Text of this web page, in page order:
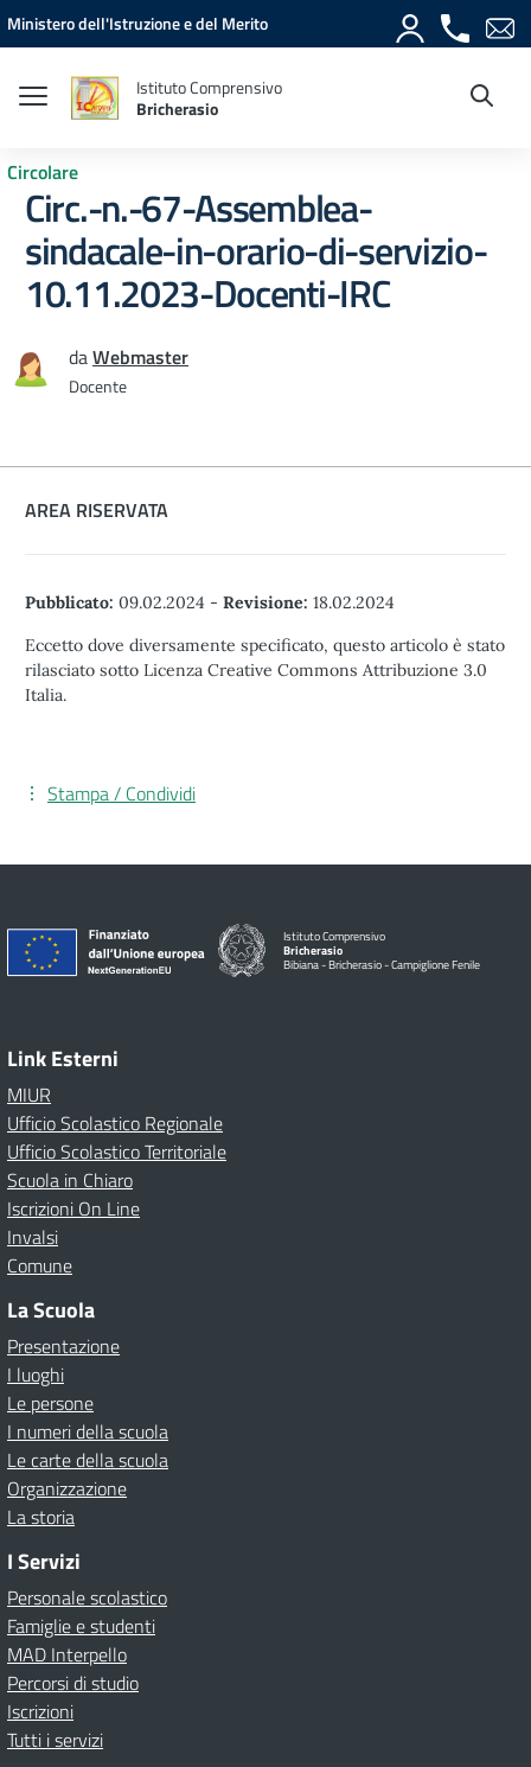
Vai ai contenuti
Vai al menu di navigazione
Vai al footer
Ministero dell'Istruzione e del Merito
Istituto Comprensivo
Bricherasio
Circolare
Circ.-n.-67-Assemblea-
sindacale-in-orario-di-servizio-
10.11.2023-Docenti-IRC
daWebmaster
Docente
AREA RISERVATA
Pubblicato: 09.02.2024 - Revisione: 18.02.2024
Eccetto dove diversamente specificato, questo articolo è stato
rilasciato sotto Licenza Creative Commons Attribuzione 3.0
Italia.
Stampa / Condividi
Istituto Comprensivo
Bricherasio
Bibiana - Bricherasio - Campiglione Fenile
Link Esterni
MIUR
Ufficio Scolastico Regionale
Ufficio Scolastico Territoriale
Scuola in Chiaro
Iscrizioni On Line
Invalsi
Comune
La Scuola
Presentazione
I luoghi
Le persone
I numeri della scuola
Le carte della scuola
Organizzazione
La storia
I Servizi
Personale scolastico
Famiglie e studenti
MAD Interpello
Percorsi di studio
Iscrizioni
Tutti i servizi